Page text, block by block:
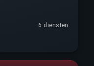
6 diensten